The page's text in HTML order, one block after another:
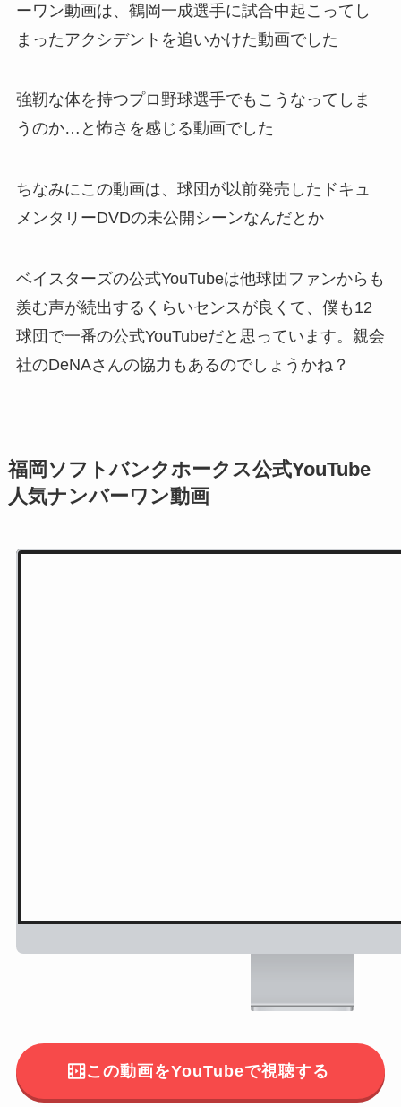
ーワン動画は、鶴岡一成選手に試合中起こってし
まったアクシデントを追いかけた動画でした
強靭な体を持つプロ野球選手でもこうなってしま
うのか…と怖さを感じる動画でした
ちなみにこの動画は、球団が以前発売したドキュ
メンタリーDVDの未公開シーンなんだとか
ベイスターズの公式YouTubeは他球団ファンからも
羨む声が続出するくらいセンスが良くて、僕も12
球団で一番の公式YouTubeだと思っています。親会
社のDeNAさんの協力もあるのでしょうかね？
福岡ソフトバンクホークス公式YouTube
人気ナンバーワン動画
この動画をYouTubeで視聴する